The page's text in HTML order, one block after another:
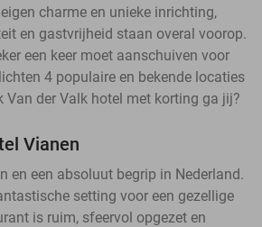
charme en unieke inrichting,
en gastvrijheid staan overal voorop.
een keer moet aanschuiven voor
4 populaire en bekende locaties
Van der Valk hotel met korting ga jij?
Vianen
en een absoluut begrip in Nederland.
setting voor een gezellige
is ruim, sfeervol opgezet en